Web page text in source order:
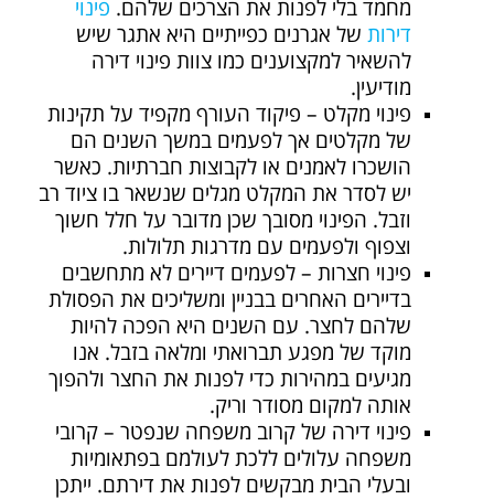
מחמד בלי לפנות את הצרכים שלהם. פינוי
דירות של אגרנים כפייתיים היא אתגר שיש
להשאיר למקצוענים כמו צוות פינוי דירה
מודיעין.
פינוי מקלט – פיקוד העורף מקפיד על תקינות
של מקלטים אך לפעמים במשך השנים הם
הושכרו לאמנים או לקבוצות חברתיות. כאשר
יש לסדר את המקלט מגלים שנשאר בו ציוד רב
וזבל. הפינוי מסובך שכן מדובר על חלל חשוך
וצפוף ולפעמים עם מדרגות תלולות.
פינוי חצרות – לפעמים דיירים לא מתחשבים
בדיירים האחרים בבניין ומשליכים את הפסולת
שלהם לחצר. עם השנים היא הפכה להיות
מוקד של מפגע תברואתי ומלאה בזבל. אנו
מגיעים במהירות כדי לפנות את החצר ולהפוך
אותה למקום מסודר וריק.
פינוי דירה של קרוב משפחה שנפטר – קרובי
משפחה עלולים ללכת לעולמם בפתאומיות
ובעלי הבית מבקשים לפנות את דירתם. ייתכן